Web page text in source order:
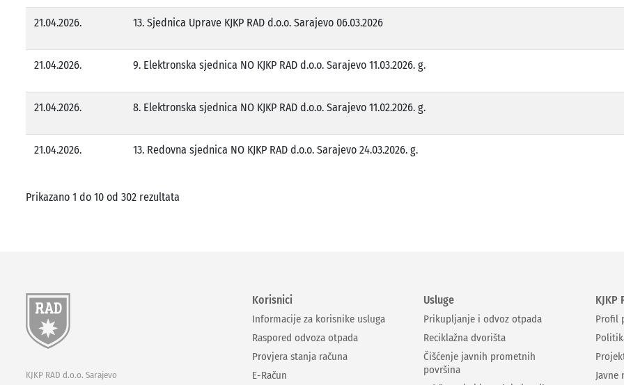
21.04.2026. 13. Sjednica Uprave KJKP RAD d.o.o. Sarajevo 06.03.2026
21.04.2026. 9. Elektronska sjednica NO KJKP RAD d.o.o. Sarajevo 11.03.2026. g.
21.04.2026. 8. Elektronska sjednica NO KJKP RAD d.o.o. Sarajevo 11.02.2026. g.
21.04.2026. 13. Redovna sjednica NO KJKP RAD d.o.o. Sarajevo 24.03.2026. g.
Prikazano 1 do 10 od 302 rezultata
KJKP RAD d.o.o. Sarajevo
Korisnici
Informacije za korisnike usluga
Raspored odvoza otpada
Provjera stanja računa
E-Račun
Usluge
Prikupljanje i odvoz otpada
Reciklažna dvorišta
Čišćenje javnih prometnih
površina
KJKP
Profil
Javne